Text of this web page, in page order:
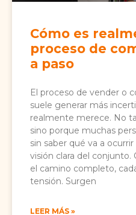
Cómo es
proceso de
a paso
El proceso de vender o
suele generar más
realmente merece. No
sino porque muchas
sin saber qué va a
visión clara del
el camino completo,
tensión. Surgen
LEER MÁS »